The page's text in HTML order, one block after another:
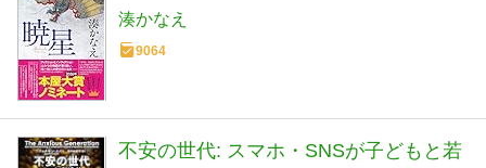
湊かなえ
9064
不安の世代: スマホ・SNSが子どもと若